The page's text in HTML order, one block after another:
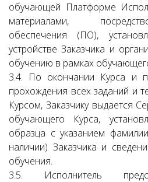
обучающей Платформе
материалами,
обеспечения (ПО),
устройстве Заказчика и
обучению в рамках
3.4. По окончании Курса и
прохождения всех заданий и
Курсом, Заказчику выдается
обучающего Курса,
образца с указанием
наличии) Заказчика и
обучения.
3.5. Исполнитель